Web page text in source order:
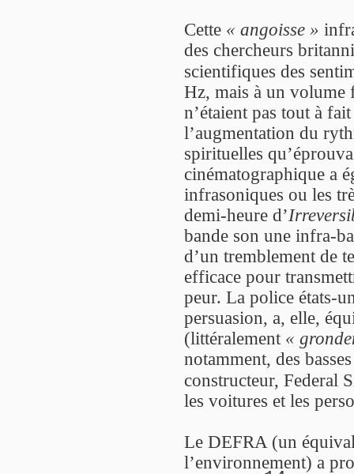
Cette « angoisse »
des chercheurs
scientifiques des
Hz, mais à un volume
n’étaient pas tout à
l’augmentation du
spirituelles
cinématographique a
infrasoniques ou les
demi-heure d’
bande son une infra-
d’un tremblement de
efficace pour
peur. La police états-
persuasion, a, elle,
(littéralement «
notamment, des
constructeur, Federal
les voitures et les
Le DEFRA (un
l’environnement) a